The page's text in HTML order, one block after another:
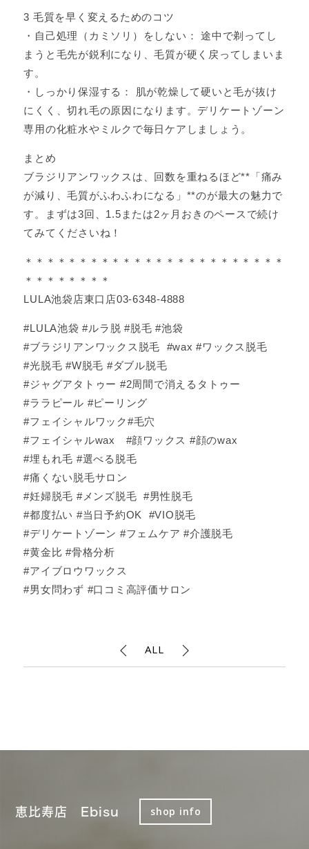
3 毛質を早く変えるためのコツ
・自己処理（カミソリ）をしない： 途中で剃ってし
まうと毛先が鋭利になり、毛質が硬く戻ってしまいま
す。
・しっかり保湿する： 肌が乾燥して硬いと毛が抜け
にくく、切れ毛の原因になります。デリケートゾーン
専用の化粧水やミルクで毎日ケアしましょう。
まとめ
ブラジリアンワックスは、回数を重ねるほど**「痛み
が減り、毛質がふわふわになる」**のが最大の魅力で
す。まずは3回、1.5または2ヶ月おきのペースで続け
てみてくださいね！
＊＊＊＊＊＊＊＊＊＊＊＊＊＊＊＊＊＊＊＊＊＊＊＊
＊＊＊＊＊＊＊＊
LULA池袋店東口店03-6348-4888
#LULA池袋 #ルラ脱 #脱毛 #池袋
#ブラジリアンワックス脱毛 #wax #ワックス脱毛
#光脱毛 #W脱毛 #ダブル脱毛
#ジャグアタトゥー #2周間で消えるタトゥー
#ララピール #ピーリング
#フェイシャルワック#毛穴
#フェイシャルwax #顔ワックス #顔のwax
#埋もれ毛 #選べる脱毛
#痛くない脱毛サロン
#妊婦脱毛 #メンズ脱毛 #男性脱毛
#都度払い #当日予約OK #VIO脱毛
#デリケートゾーン #フェムケア #介護脱毛
#黄金比 #骨格分析
#アイブロウワックス
#男女問わず #口コミ高評価サロン
ALL
恵比寿店 Ebisu shop info